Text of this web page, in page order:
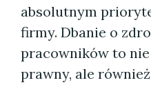
absolutnym
firmy. Dbanie o
pracowników to
prawny, ale